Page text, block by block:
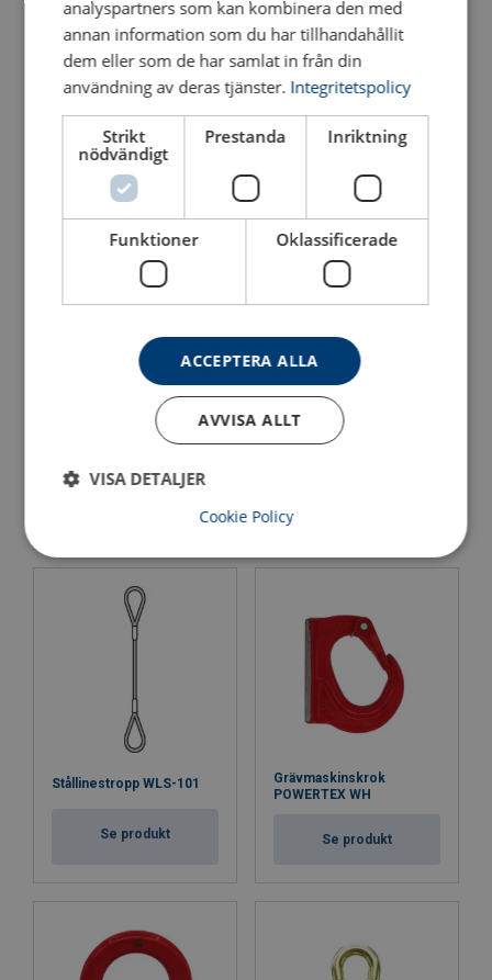
Kättingredskap CSX-176
Ögla resp. säkerhetskrok
Se produkt
Lyftok typ 6620-GK
Bandstropp POWERTEX
Rundsling POWERTEX PRS
Stållinestropp WLS-101
Se produkt
Grävmaskinskrok
POWERTEX WH
Se produkt
analyspartners som kan kombinera den med
annan information som du har tillhandahållit
dem eller som de har samlat in från din
användning av deras tjänster. Integritetspolicy
Strikt
nödvändigt
Prestanda Inriktning
Funktioner Oklassificerade
ACCEPTERA ALLA
AVVISA ALLT
VISA DETALJER
Cookie Policy